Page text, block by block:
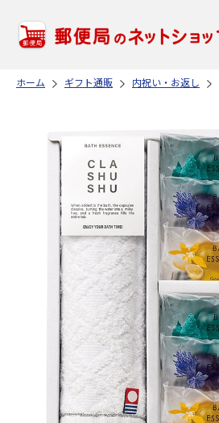
ホーム ギフト通販 内祝い・お返し